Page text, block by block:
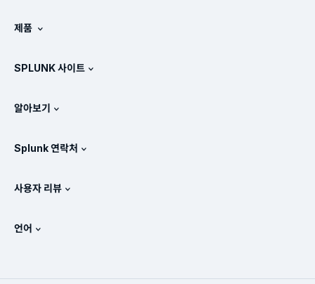
Splunk의 비교 방식
뉴스룸
Splunk Protects
SURGe
제품
가격 체계
모든 제품 보기
SPLUNK 사이트
교육 및 인증
Splunk 스토어
알아보기
OpenTelemetry: 소개
SOC에 대한 메트릭
Splunk 연락처
사용자 리뷰
언어
Deutsch